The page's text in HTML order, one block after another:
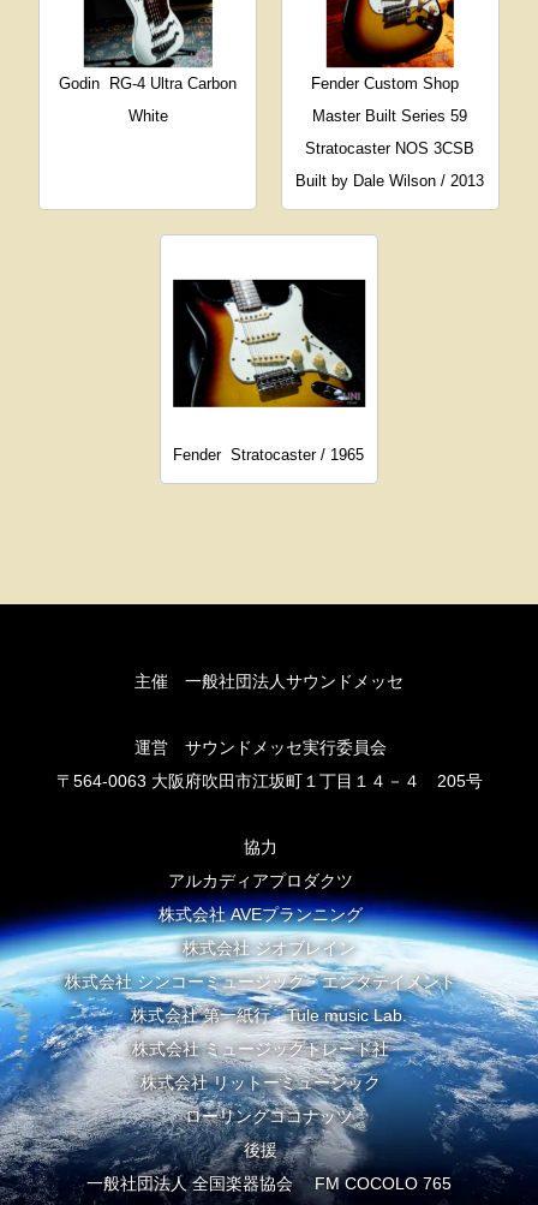
Godin RG-4 Ultra Carbon
White
Fender Custom Shop
Master Built Series 59
Stratocaster NOS 3CSB
Built by Dale Wilson / 2013
Fender Stratocaster / 1965
主催 一般社団法人サウンドメッセ
運営 サウンドメッセ実行委員会
〒564-0063 大阪府吹田市江坂町１丁目１４－４ 205号
協力
アルカディアプロダクツ
株式会社 AVEプランニング
株式会社 ジオブレイン
株式会社 シンコーミュージック・エンタテイメント
株式会社 第一紙行 Tule music Lab.
株式会社 ミュージックトレード社
株式会社 リットーミュージック
ローリングココナッツ
後援
一般社団法人 全国楽器協会 FM COCOLO 765